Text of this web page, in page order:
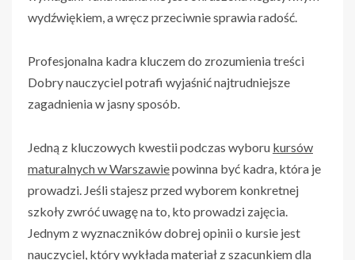
wydźwiękiem, a wręcz przeciwnie sprawia radość.
Profesjonalna kadra kluczem do zrozumienia treści
Dobry nauczyciel potrafi wyjaśnić najtrudniejsze
zagadnienia w jasny sposób.
Jedną z kluczowych kwestii podczas wyboru kursów
maturalnych w Warszawiepowinna być kadra, która je
prowadzi. Jeśli stajesz przed wyborem konkretnej
szkoły zwróć uwagę na to, kto prowadzi zajęcia.
Jednym z wyznaczników dobrej opinii o kursie jest
nauczyciel, który wykłada materiał z szacunkiem dla